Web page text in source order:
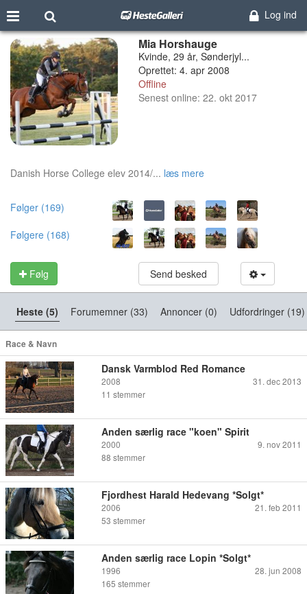
Log ind
Mia Horshauge
Kvinde, 29 år, Sønderjyl...
Oprettet: 4. apr 2008
Offline
Senest online: 22. okt 2017
Danish Horse College elev 2014/... læs mere
Følger (169)
Følgere (168)
Følg Send besked
Heste (5) Forumemner (33) Annoncer (0) Udfordringer (19)
Race & Navn
Dansk Varmblod Red Romance
2008
31. dec 2013
11 stemmer
Anden særlig race "koen" Spirit
2000
9. nov 2011
88 stemmer
Fjordhest Harald Hedevang *Solgt*
2006
21. feb 2011
53 stemmer
Anden særlig race Lopin *Solgt*
1996
28. jun 2008
165 stemmer